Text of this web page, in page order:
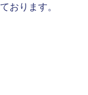
おります。